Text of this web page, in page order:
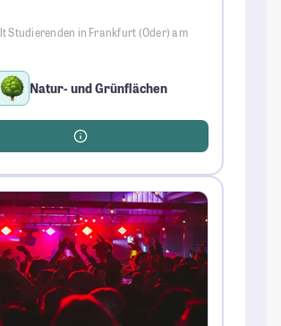
Studierenden in Frankfurt (Oder) am
Natur- und Grünflächen